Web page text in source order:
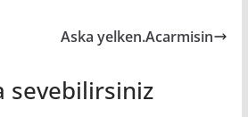
Aska yelken.Acarmisin
sevebilirsiniz